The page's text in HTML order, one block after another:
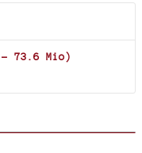
- 73.6 Mio)